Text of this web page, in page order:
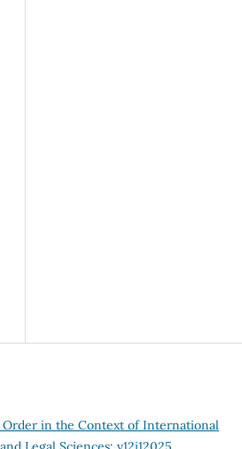
in the Context of International